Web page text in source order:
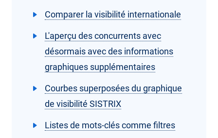
Comparer la visibilité internationale
L'aperçu des concurrents avec
désormais avec des informations
graphiques supplémentaires
Courbes superposées du graphique
de visibilité SISTRIX
Listes de mots-clés comme filtres